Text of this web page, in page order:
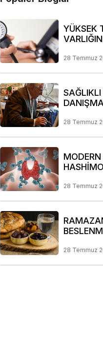
YÜKSEK
28 Temmuz
28 Temmuz
28 Temmuz
28 Temmuz